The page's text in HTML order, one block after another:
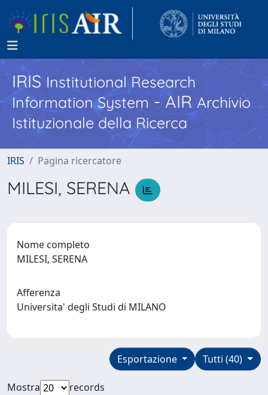
IRISInstitutional Research
Information System - AIR Archivio
Istituzionale della Ricerca
IRIS Pagina ricercatore
MILESI, SERENA
Nome completo
MILESI, SERENA
Afferenza
Universita' degli Studi di MILANO
Tutti (40)
Esportazione
Mostra
records